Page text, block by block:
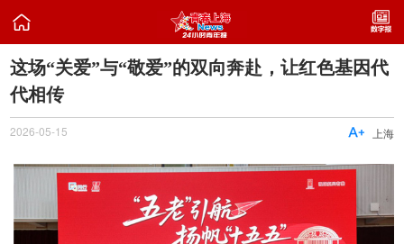

这场“关爱”与“敬爱”的双向奔赴，让红色基因代
代相传
2026-05-15 上海
